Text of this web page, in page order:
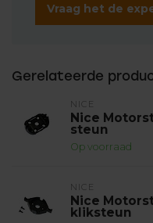
Vraag het de
Gerelateerde
NICE
Nice
steun
Op voorraad
NICE
Nice
kliksteun